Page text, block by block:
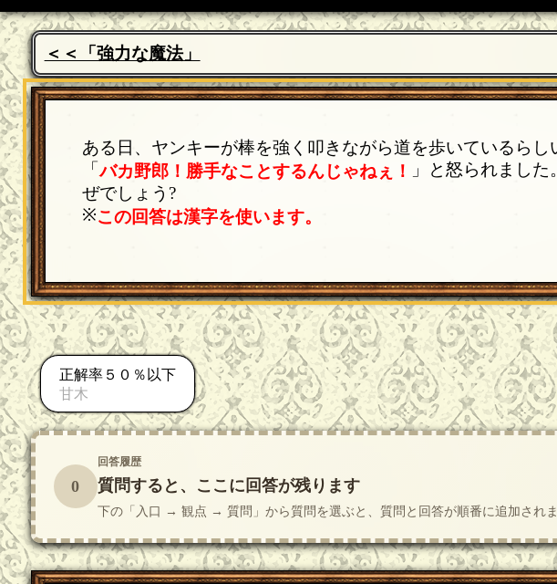
＜＜「強力な魔法」
ある日、ヤンキーが棒を強く叩きながら道を歩いているら
「 バカ野郎！勝手なことするんじゃねぇ！
」と怒られまし
ぜでしょう?
※この回答は漢字を使います。
正解率５０％以下
甘木
0
回答履歴
質問すると、ここに回答が残ります
下の「入口 → 観点 → 質問」から質問を選ぶと、質問と回答が順番に追加され